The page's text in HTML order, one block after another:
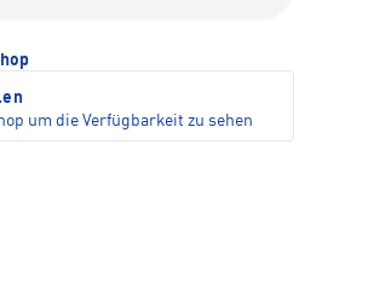
um die Verfügbarkeit zu sehen